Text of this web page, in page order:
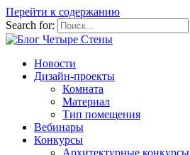
Перейти к содержанию
Search for:
Новости
Дизайн-проекты
Комната
Материал
Тип помещения
Вебинары
Конкурсы
Архитектурные конкурсы